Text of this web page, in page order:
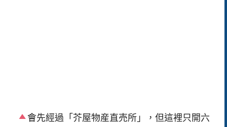
會先經過「芥屋物産直売所」，但這裡只開六